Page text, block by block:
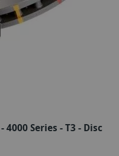
4000 Series - T3 - Disc